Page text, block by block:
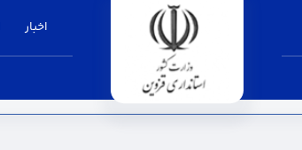
اخبار
از خدمات ارائه‌شده به مسافران